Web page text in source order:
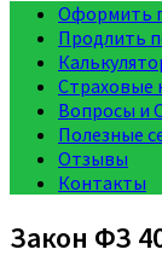
Оформить
Продлить
Страховые
Вопросы и
Полезные
Отзывы
Контакты
Закон ФЗ